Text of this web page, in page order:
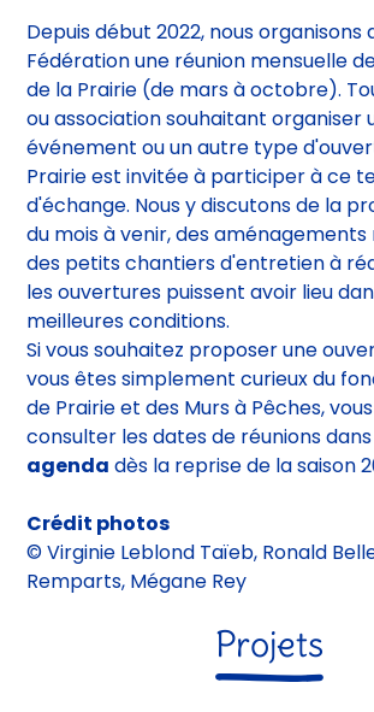
Depuis début 2022, nous organisons
Fédération une réunion mensuelle
de la Prairie (de mars à octobre).
ou association souhaitant organiser
événement ou un autre type
Prairie est invitée à participer à ce
d'échange. Nous y discutons de la
du mois à venir, des aménagements
des petits chantiers d'entretien à
les ouvertures puissent avoir lieu
meilleures conditions.
Si vous souhaitez proposer une
vous êtes simplement curieux du
de Prairie et des Murs à Pêches, vous
consulter les dates de réunions dans
Crédit photos
© Virginie Leblond Taïeb, Ronald
Projets